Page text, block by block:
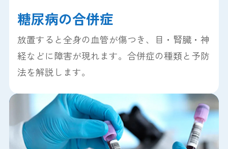
糖尿病の合併症
放置すると全身の血管が傷つき、目・腎臓・神
経などに障害が現れます。合併症の種類と予防
法を解説します。